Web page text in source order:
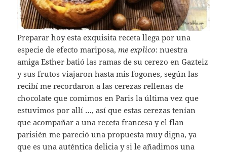
Preparar hoy esta exquisita receta llega por una
especie de efecto mariposa,me explico: nuestra
amiga Esther batió las ramas de su cerezo en Gazteiz
y sus frutos viajaron hasta mis fogones, según las
recibí me recordaron a las cerezas rellenas de
chocolate que comimos en Paris la última vez que
estuvimos por allí …, así que estas cerezas tenían
que acompañar a una receta francesa y el flan
parisién me pareció una propuesta muy digna, ya
que es una auténtica delicia y si le añadimos una